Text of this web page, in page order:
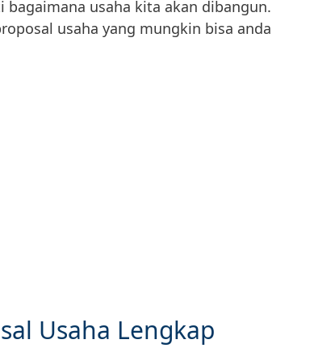
usaha kita akan dibangun.
usaha yang mungkin bisa anda
Usaha Lengkap